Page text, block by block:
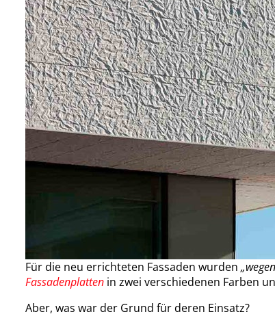
Für die neu errichteten Fassaden wurden
Fassadenplatten in zwei verschiedenen Farben
Aber, was war der Grund für deren Einsatz?